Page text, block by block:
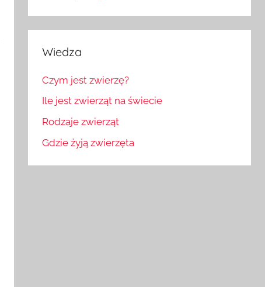
Wiedza
Czym jest zwierzę?
Ile jest zwierząt na świecie
Rodzaje zwierząt
Gdzie żyją zwierzęta